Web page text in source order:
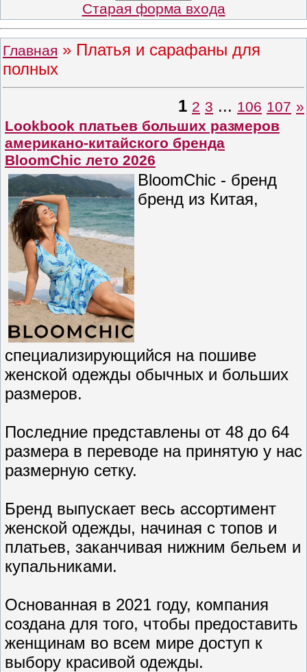
Старая форма входа
Главная » Платья и сарафаны для
полных
1 2 3 ... 106 107 »
Lookbook платьев больших размеров
американо-китайского бренда
BloomChic лето 2026
BloomChic - бренд
бренд из Китая,
специализирующийся на пошиве
женской одежды обычных и больших
размеров.
Последние представлены от 48 до 64
размера в переводе на принятую у нас
размерную сетку.
Бренд выпускает весь ассортимент
женской одежды, начиная с топов и
платьев, заканчивая нижним бельем и
купальниками.
Основанная в 2021 году, компания
создана для того, чтобы предоставить
женщинам во всем мире доступ к
выбору красивой одежды.